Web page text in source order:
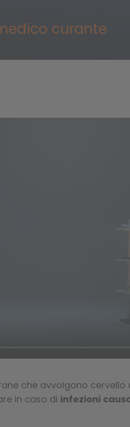
curante
che avvolgono cervello
in caso di infezioni